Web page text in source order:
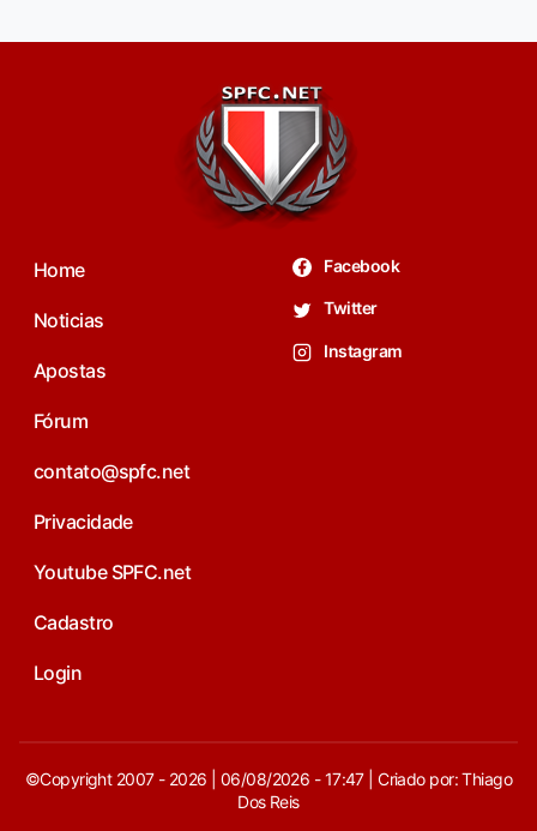
Home
Noticias
Apostas
Fórum
contato@spfc.net
Privacidade
Youtube SPFC.net
Cadastro
Login
Facebook
Twitter
Instagram
©Copyright 2007 - 2026 | 06/08/2026 - 17:47 | Criado por: Thiago
Dos Reis